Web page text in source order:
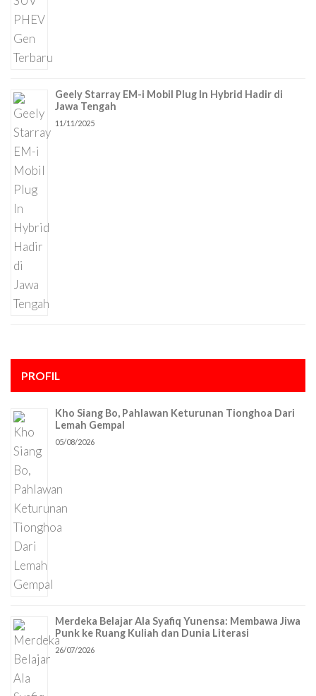
Geely Starray EM-i Mobil Plug In Hybrid Hadir di
Jawa Tengah
11/11/2025
PROFIL
Kho Siang Bo, Pahlawan Keturunan Tionghoa Dari
Lemah Gempal
05/08/2026
Merdeka Belajar Ala Syafiq Yunensa: Membawa Jiwa
Punk ke Ruang Kuliah dan Dunia Literasi
26/07/2026